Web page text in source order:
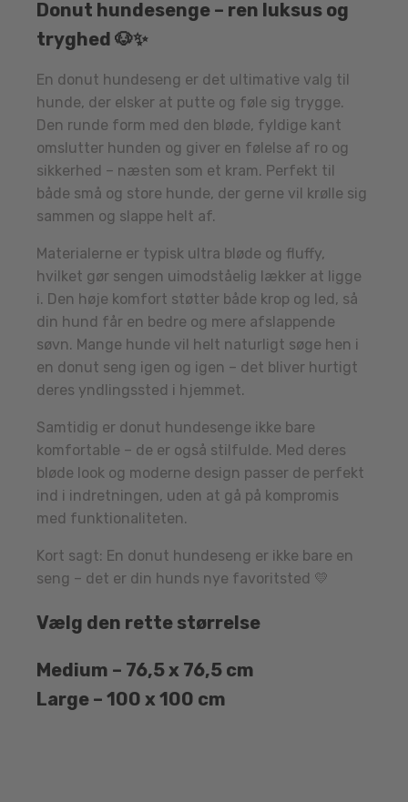
Donut hundesenge – ren luksus og
tryghed 🐶✨
En donut hundeseng er det ultimative valg til
hunde, der elsker at putte og føle sig trygge.
Den runde form med den bløde, fyldige kant
omslutter hunden og giver en følelse af ro og
sikkerhed – næsten som et kram. Perfekt til
både små og store hunde, der gerne vil krølle sig
sammen og slappe helt af.
Materialerne er typisk ultra bløde og fluffy,
hvilket gør sengen uimodståelig lækker at ligge
i. Den høje komfort støtter både krop og led, så
din hund får en bedre og mere afslappende
søvn. Mange hunde vil helt naturligt søge hen i
en donut seng igen og igen – det bliver hurtigt
deres yndlingssted i hjemmet.
Samtidig er donut hundesenge ikke bare
komfortable – de er også stilfulde. Med deres
bløde look og moderne design passer de perfekt
ind i indretningen, uden at gå på kompromis
med funktionaliteten.
Kort sagt: En donut hundeseng er ikke bare en
seng – det er din hunds nye favoritsted 💛
Vælg den rette størrelse
Medium – 76,5 x 76,5 cm
Large – 100 x 100 cm